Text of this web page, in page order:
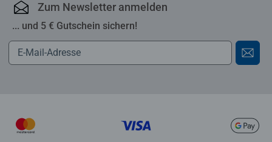
Zum Newsletter anmelden
... und 5 € Gutschein sichern!